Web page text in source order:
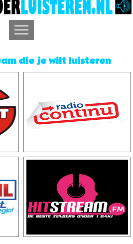
die je wilt luisteren